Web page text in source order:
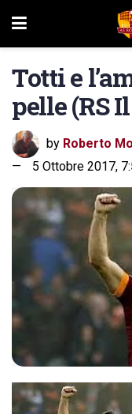
Totti e
pelle (RS
by Roberto
5 Ottobre 2017,